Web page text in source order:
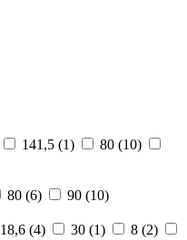
141,5 (1) 80 (10)
80 (6) 90 (10)
18,6 (4) 30 (1) 8 (2)